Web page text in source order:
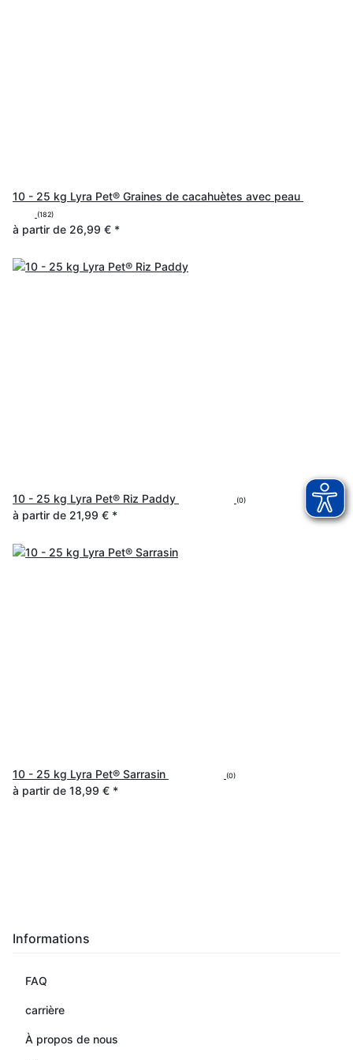
10 - 25 kg Lyra Pet® Graines de cacahuètes avec peau
(182)
à partir de 26,99 € *
10 - 25 kg Lyra Pet® Riz Paddy (0)
à partir de 21,99 € *
10 - 25 kg Lyra Pet® Sarrasin (0)
à partir de 18,99 € *
Informations
FAQ
carrière
À propos de nous